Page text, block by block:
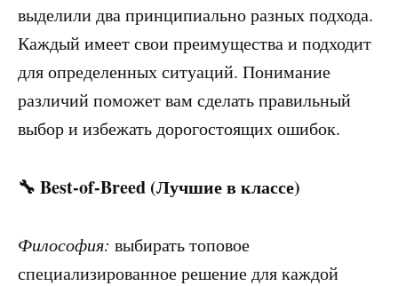
выделили два принципиально разных подхода.
Каждый имеет свои преимущества и подходит
для определенных ситуаций. Понимание
различий поможет вам сделать правильный
выбор и избежать дорогостоящих ошибок.
🔧 Best-of-Breed (Лучшие в классе)
Философия: выбирать топовое
специализированное решение для каждой